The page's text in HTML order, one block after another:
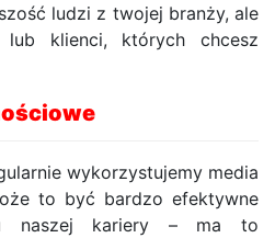
ludzi z twojej branży, ale
klienci, których chcesz
wykorzystujemy media
to być bardzo efektywne
naszej kariery – ma to